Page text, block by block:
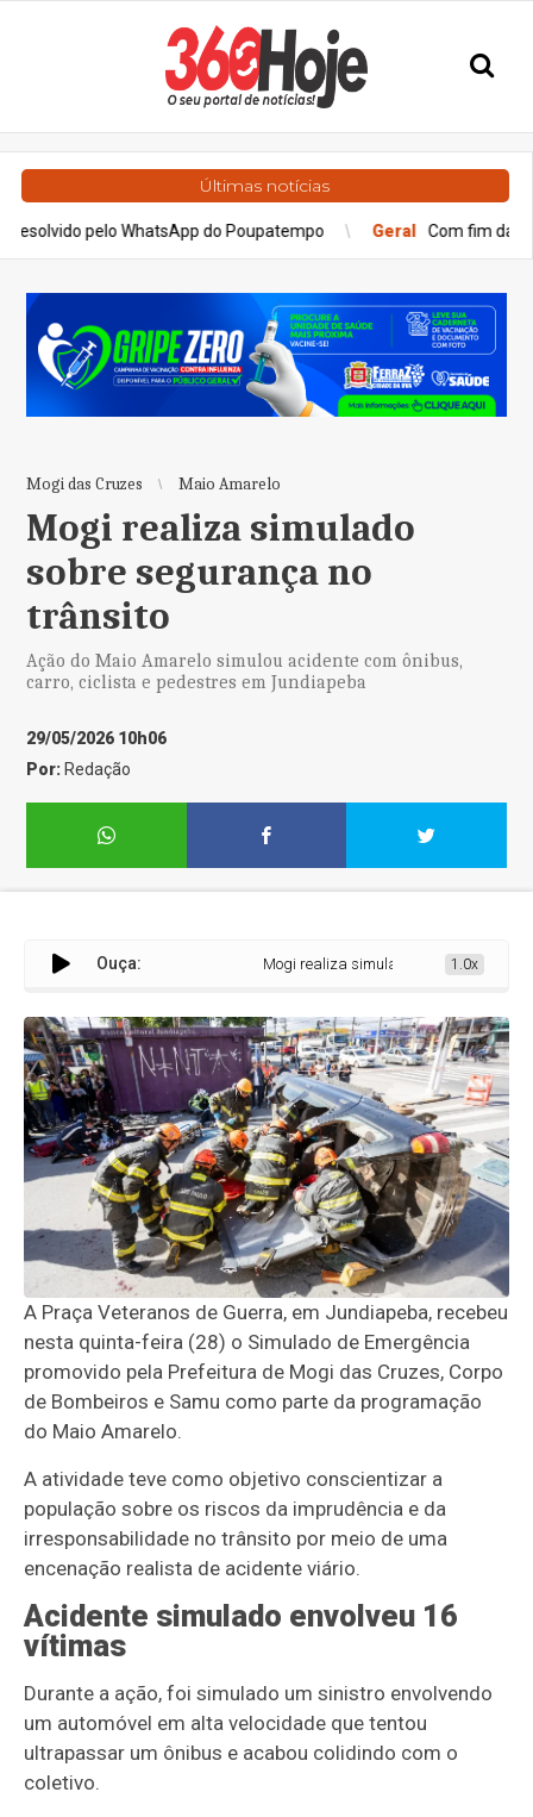
Últimas notícias
WhatsApp do Poupatempo Geral Com fim da greve, trens
Mogi das Cruzes Maio Amarelo
Mogi realiza simulado
sobre segurança no
trânsito
Ação do Maio Amarelo simulou acidente com ônibus,
carro, ciclista e pedestres em Jundiapeba
29/05/2026 10h06
Por: Redação
Ouça: Mogi realiza simulado sobre segurança
1.0x
A Praça Veteranos de Guerra, em Jundiapeba, recebeu
nesta quinta-feira (28) o Simulado de Emergência
promovido pela Prefeitura de Mogi das Cruzes, Corpo
de Bombeiros e Samu como parte da programação
do Maio Amarelo.
A atividade teve como objetivo conscientizar a
população sobre os riscos da imprudência e da
irresponsabilidade no trânsito por meio de uma
encenação realista de acidente viário.
Acidente simulado envolveu 16
vítimas
Durante a ação, foi simulado um sinistro envolvendo
um automóvel em alta velocidade que tentou
ultrapassar um ônibus e acabou colidindo com o
coletivo.